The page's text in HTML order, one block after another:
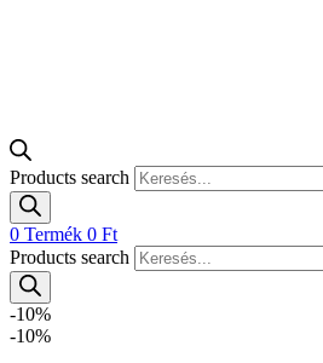
Products search
0 Termék 0 Ft
Products search
-10%
-10%